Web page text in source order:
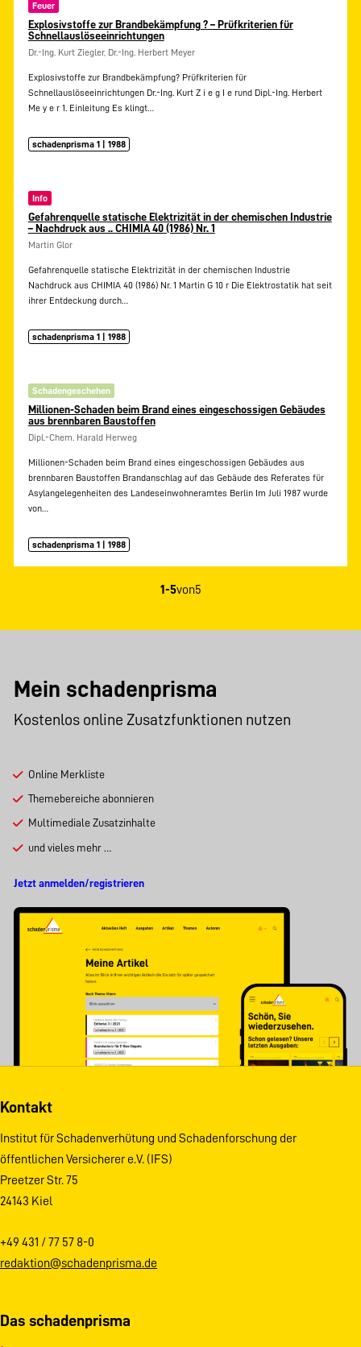
Feuer
Explosivstoffe zur Brandbekämpfung ? – Prüfkriterien für
Schnellauslöseeinrichtungen
Dr.-Ing. Kurt Ziegler, Dr.-Ing. Herbert Meyer
Explosivstoffe zur Brandbekämpfung? Prüfkriterien für
Schnellauslöseeinrichtungen Dr.-Ing. Kurt Z i e g I e rund Dipl.-Ing. Herbert
Me y e r 1. Einleitung Es klingt…
schadenprisma 1 | 1988
Info
Gefahrenquelle statische Elektrizität in der chemischen Industrie
– Nachdruck aus .. CHIMIA 40 (1986) Nr. 1
Martin Glor
Gefahrenquelle statische Elektrizität in der chemischen Industrie
Nachdruck aus CHIMIA 40 (1986) Nr. 1 Martin G 10 r Die Elektrostatik hat seit
ihrer Entdeckung durch…
schadenprisma 1 | 1988
Schadengeschehen
Millionen-Schaden beim Brand eines eingeschossigen Gebäudes
aus brennbaren Baustoffen
Dipl.-Chem. Harald Herweg
Millionen-Schaden beim Brand eines eingeschossigen Gebäudes aus
brennbaren Baustoffen Brandanschlag auf das Gebäude des Referates für
Asylangelegenheiten des Landeseinwohneramtes Berlin Im Juli 1987 wurde
von…
schadenprisma 1 | 1988
1-5von5
Mein schadenprisma
Kostenlos online Zusatzfunktionen nutzen
Online Merkliste
Themebereiche abonnieren
Multimediale Zusatzinhalte
und vieles mehr …
Jetzt anmelden/registrieren
Kontakt
Institut für Schadenverhütung und Schadenforschung der
öffentlichen Versicherer e.V. (IFS)
Preetzer Str. 75
24143 Kiel
+49 431 / 77 57 8-0
redaktion@schadenprisma.de
Das schadenprisma